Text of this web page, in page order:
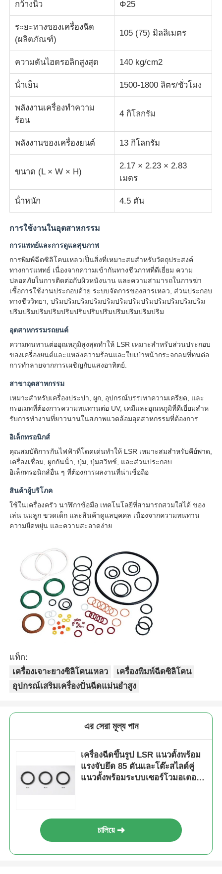
เครื่องพิมพ์ฉีดซิลิโคน
ระบบการใช้ยา LSR
เครื่องพัดลวดเกิน
อุปกรณ์เสริมเครื่องเจาะ
การพิมพ์ฉีดยางซิลิโคนเหลว
เครื่องพิมพ์ฉีดยางซิลิโคน
กว้างนิ้ว Φ25
ระยะทางของเครื่องฉีด
(ผลิตภัณฑ์)
105 (75) มิลลิเมตร
ความดันไฮดรอลิกสูงสุด 140 kg/cm2
น้ําเย็น 1500-1800 ลิตร/ชั่วโมง
พลังงานเครื่องทําความ
ร้อน
4 กิโลกรัม
พลังงานของเครื่องยนต์ 13 กิโลกรัม
ขนาด (L × W × H)
2.17 × 2.23 × 2.83
เมตร
น้ําหนัก 4.5 ตัน
การใช้งานในอุตสาหกรรม
การแพทย์และการดูแลสุขภาพ
การพิมพ์ฉีดซิลิโคนเหลวเป็นสิ่งที่เหมาะสมสําหรับวัตถุประสงค์
ทางการแพทย์ เนื่องจากความเข้ากันทางชีวภาพที่ดีเยี่ยม ความ
ปลอดภัยในการติดต่อกับผิวหนังนาน และความสามารถในการฆ่า
เชื้อการใช้งานประกอบด้วย ระบบจัดการของสารเหลว, ส่วนประกอบ
ทางชีววิทยา, ปริมปริมปริมปริมปริมปริมปริมปริมปริมปริมปริมปริม
ปริมปริมปริมปริมปริมปริมปริมปริมปริมปริมปริมปริม
อุตสาหกรรมรถยนต์
ความทนทานต่ออุณหภูมิสูงสุดทําให้ LSR เหมาะสําหรับส่วนประกอบ
ของเครื่องยนต์และแหล่งความร้อนและใบเป่าหน้ากระจกลมที่ทนต่อ
การทําลายจากการเผชิญกับแสงอาทิตย์.
สาขาอุตสาหกรรม
เหมาะสําหรับเครื่องประปา, ผูก, อุปกรณ์บรรเทาความเครียด, และ
กรอเมทที่ต้องการความทนทานต่อ UV, เคมีและอุณหภูมิที่ดีเยี่ยมสําห
รับการทํางานที่ยาวนานในสภาพแวดล้อมอุตสาหกรรมที่ต้องการ
อิเล็กทรอนิกส์
คุณสมบัติการกันไฟฟ้าที่โดดเด่นทําให้ LSR เหมาะสมสําหรับคีย์พาด,
เครื่องเชื่อม, ผูกกันน้ํา, ปุ่ม, ปุ่มสวิทช์, และส่วนประกอบ
อิเล็กทรอนิกส์อื่น ๆ ที่ต้องการผลงานที่น่าเชื่อถือ
สินค้าผู้บริโภค
ใช้ในเครื่องครัว นาฬิกาข้อมือ เทคโนโลยีที่สามารถสวมใส่ได้ ของ
เล่น นมลูก ขวดเด็ก และสินค้าดูแลบุคคล เนื่องจากความทนทาน
ความยืดหยุ่น และความสะอาดง่าย
แท็ก:
เครื่องเจาะยางซิลิโคนเหลว
เครื่องพิมพ์ฉีดซิลิโคน
อุปกรณ์เสริมเครื่องปั่นฉีดแม่นยําสูง
এর সেরা মূল্য পান
เครื่องฉีดขึ้นรูป LSR แนวตั้งพร้อม
แรงจับยึด 85 ตันและโต๊ะสไลด์คู่
แนวตั้งพร้อมระบบเซอร์โวมอเตอร์
চালিয়ে